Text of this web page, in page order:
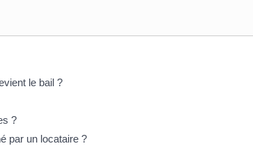
le bail ?
?
par un locataire ?